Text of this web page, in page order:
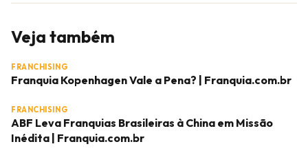
Veja também
FRANCHISING
Franquia Kopenhagen Vale a Pena? | Franquia.com.br
FRANCHISING
ABF Leva Franquias Brasileiras à China em Missão
Inédita | Franquia.com.br